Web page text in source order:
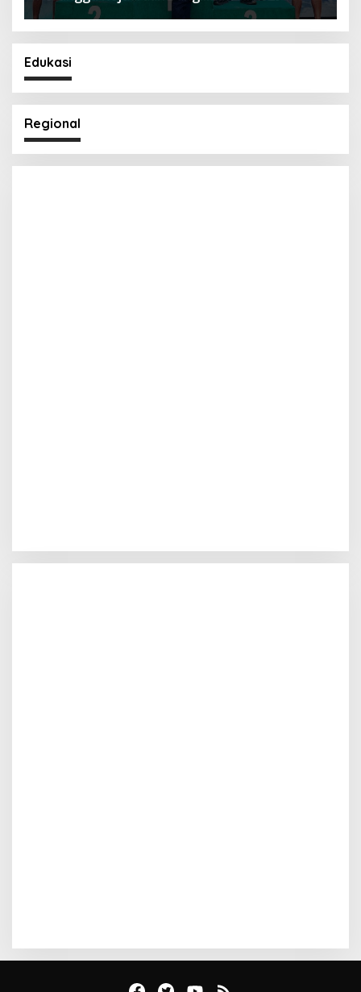
Edukasi
Regional